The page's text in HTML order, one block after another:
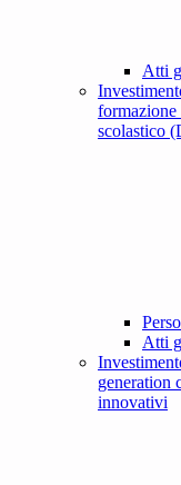
Atti
formazione
scolastico
Atti
generation
innovativi